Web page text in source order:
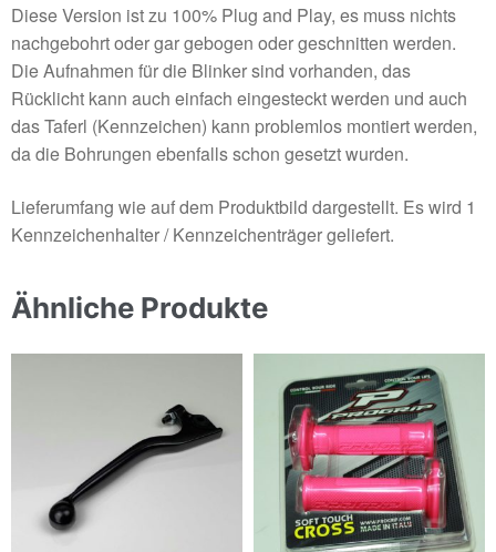
Diese Version ist zu 100% Plug and Play, es muss nichts
nachgebohrt oder gar gebogen oder geschnitten werden.
Die Aufnahmen für die Blinker sind vorhanden, das
Rücklicht kann auch einfach eingesteckt werden und auch
das Taferl (Kennzeichen) kann problemlos montiert werden,
da die Bohrungen ebenfalls schon gesetzt wurden.
Lieferumfang wie auf dem Produktbild dargestellt. Es wird 1
Kennzeichenhalter / Kennzeichenträger geliefert.
Ähnliche Produkte